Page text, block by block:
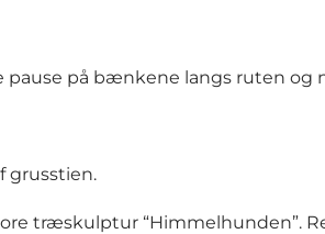
på bænkene langs ruten og
grusstien.
træskulptur “Himmelhunden”.